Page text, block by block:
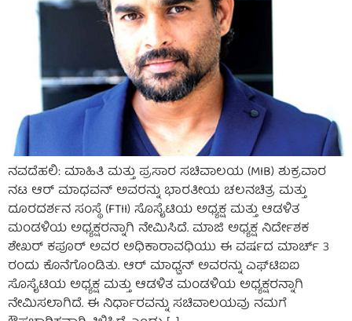
ನವದೆಹಲಿ: ಮಾಹಿತಿ ಮತ್ತು ಪ್ರಸಾರ ಸಚಿವಾಲಯ (MIB) ಶುಕ್ರವಾರ
ನಟ ಆರ್ ಮಾಧವನ್ ಅವರನ್ನು ಭಾರತೀಯ ಚಲನಚಿತ್ರ ಮತ್ತು
ದೂರದರ್ಶನ ಸಂಸ್ಥೆ (FTII) ಸೊಸೈಟಿಯ ಅಧ್ಯಕ್ಷ ಮತ್ತು ಆಡಳಿತ
ಮಂಡಳಿಯ ಅಧ್ಯಕ್ಷರನ್ನಾಗಿ ನೇಮಿಸಿದೆ. ಮಾಜಿ ಅಧ್ಯಕ್ಷ ನಿರ್ದೇಶಕ
ಶೇಖರ್ ಕಪೂರ್ ಅವರ ಅಧಿಕಾರಾವಧಿಯು ಈ ವರ್ಷದ ಮಾರ್ಚ್ 3
ರಂದು ಕೊನೆಗೊಂಡಿತು. ಆರ್ ಮಾಧ್ವನ್ ಅವರನ್ನು ಎಫ್‌ಟಿಐಐ
ಸೊಸೈಟಿಯ ಅಧ್ಯಕ್ಷ ಮತ್ತು ಆಡಳಿತ ಮಂಡಳಿಯ ಅಧ್ಯಕ್ಷರನ್ನಾಗಿ
ನೇಮಿಸಲಾಗಿದೆ. ಈ ನಿರ್ಧಾರವನ್ನು ಸಚಿವಾಲಯವು ನಮಗೆ